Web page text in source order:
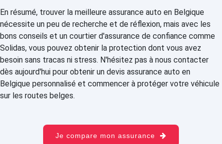
En résumé, trouver la meilleure assurance auto en Belgique
nécessite un peu de recherche et de réflexion, mais avec les
bons conseils et un courtier d'assurance de confiance comme
Solidas, vous pouvez obtenir la protection dont vous avez
besoin sans tracas ni stress. N'hésitez pas à nous contacter
dès aujourd'hui pour obtenir un devis assurance auto en
Belgique personnalisé et commencer à protéger votre véhicule
sur les routes belges.
Je compare mon assurance